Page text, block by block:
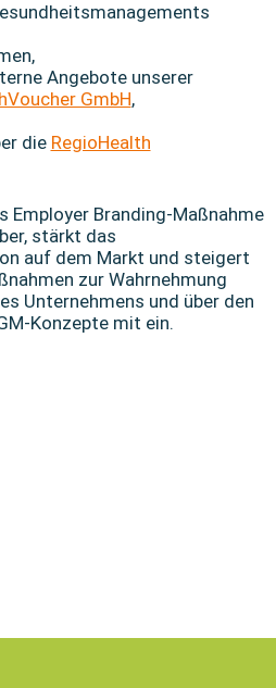
Angebote unserer
GmbH,
die RegioHealth
Branding-Maßnahme
stärkt das
auf dem Markt und steigert
zur Wahrnehmung
Unternehmens und über den
Konzepte mit ein.